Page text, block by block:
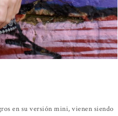
en su versión mini, vienen siendo